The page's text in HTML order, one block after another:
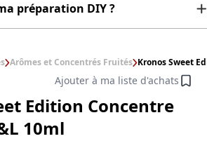
préparation DIY ?
Arômes et Concentrés Fruités Kronos Sweet
Ajouter à ma liste d'achats
Edition Concentre
10ml